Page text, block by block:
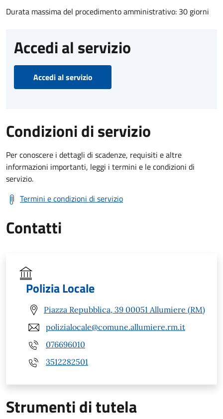
Durata massima del procedimento amministrativo: 30 giorni
Accedi al servizio
Accedi al servizio
Condizioni di servizio
Per conoscere i dettagli di scadenze, requisiti e altre
informazioni importanti, leggi i termini e le condizioni di
servizio.
Termini e condizioni di servizio
Contatti
Polizia Locale
Piazza Repubblica, 39 00051 Allumiere (RM)
polizialocale@comune.allumiere.rm.it
076696010
3512282501
Strumenti di tutela